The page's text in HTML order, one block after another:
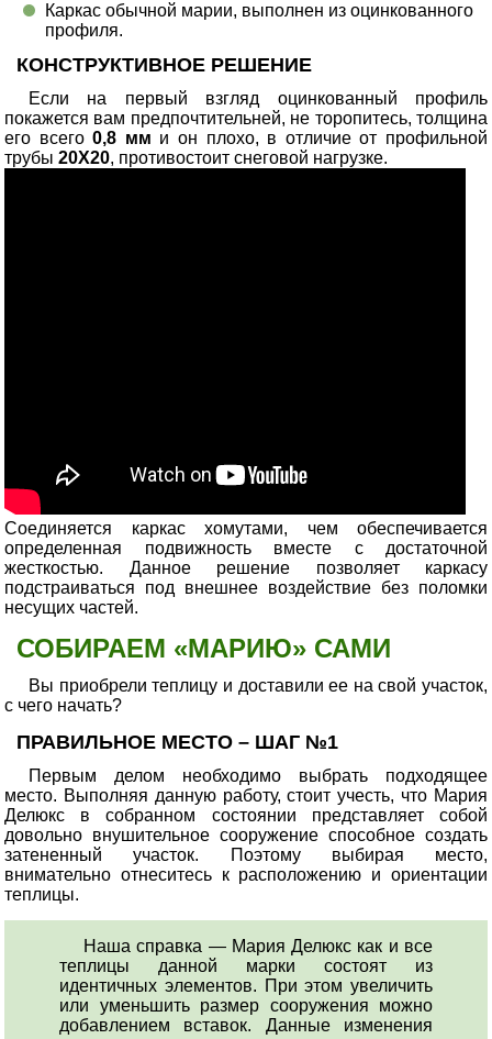
Каркас обычной марии, выполнен из оцинкованного
профиля.
КОНСТРУКТИВНОЕ РЕШЕНИЕ
Если на первый взгляд оцинкованный профиль
покажется вам предпочтительней, не торопитесь, толщина
его всего0,8 мм и он плохо, в отличие от профильной
трубы 20Х20, противостоит снеговой нагрузке.
Соединяется каркас хомутами, чем обеспечивается
определенная подвижность вместе с достаточной
жесткостью. Данное решение позволяет каркасу
подстраиваться под внешнее воздействие без поломки
несущих частей.
СОБИРАЕМ «МАРИЮ» САМИ
Вы приобрели теплицу и доставили ее на свой участок,
с чего начать?
ПРАВИЛЬНОЕ МЕСТО – ШАГ №1
Первым делом необходимо выбрать подходящее
место. Выполняя данную работу, стоит учесть, что Мария
Делюкс в собранном состоянии представляет собой
довольно внушительное сооружение способное создать
затененный участок. Поэтому выбирая место,
внимательно отнеситесь к расположению и ориентации
теплицы.
Наша справка — Мария Делюкс как и все
теплицы данной марки состоят из
идентичных элементов. При этом увеличить
или уменьшить размер сооружения можно
добавлением вставок. Данные изменения